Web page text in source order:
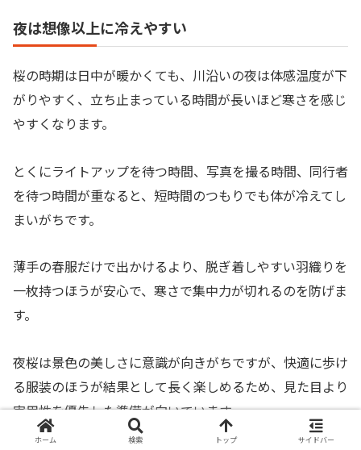
夜は想像以上に冷えやすい
桜の時期は日中が暖かくても、川沿いの夜は体感温度が下
がりやすく、立ち止まっている時間が長いほど寒さを感じ
やすくなります。
とくにライトアップを待つ時間、写真を撮る時間、同行者
を待つ時間が重なると、短時間のつもりでも体が冷えてし
まいがちです。
薄手の春服だけで出かけるより、脱ぎ着しやすい羽織りを
一枚持つほうが安心で、寒さで集中力が切れるのを防げま
す。
夜桜は景色の美しさに意識が向きがちですが、快適に歩け
る服装のほうが結果として長く楽しめるため、見た目より
実用性を優先した準備が向いています。
ホーム 検索 トップ サイドバー